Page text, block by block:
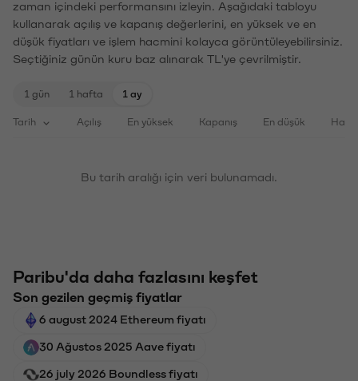
zaman içindeki performansını izleyin. Aşağıdaki tabloyu
kullanarak açılış ve kapanış değerlerini, en yüksek ve en
düşük fiyatları ve işlem hacmini kolayca görüntüleyebilirsiniz.
Seçtiğiniz günün kuru baz alınarak TL'ye çevrilmiştir.
1 gün 1 hafta 1 ay
Tarih Açılış En yüksek Kapanış En düşük
Bu tarih aralığı için veri bulunamadı.
Paribu'da daha fazlasını keşfet
Son gezilen geçmiş fiyatlar
6 august 2024 Ethereum fiyatı
30 Ağustos 2025 Aave fiyatı
26 july 2026 Boundless fiyatı